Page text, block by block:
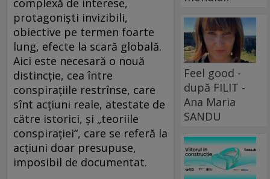
protagonişti invizibili,
obiective pe termen foarte
lung, efecte la scară globală.
Aici este necesară o nouă
distincţie, cea între
conspiraţiile restrînse, care
sînt acţiuni reale, atestate de
către istorici, şi „teoriile
conspiraţiei“, care se referă la
acţiuni doar presupuse,
imposibil de documentat.
Feel good -
după FILIT -
Ana Maria
SANDU